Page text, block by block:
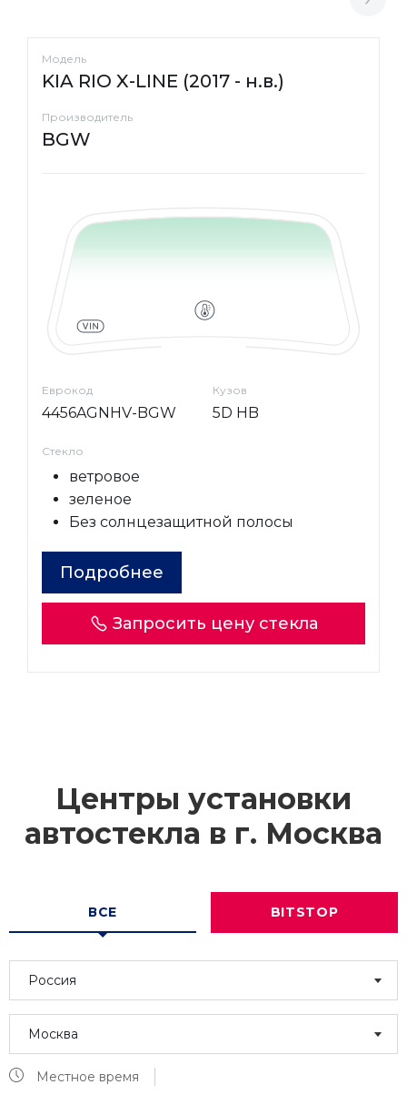
Модель
KIA RIO X-LINE (2017 - н.в.)
Производитель
BGW
Еврокод
4456AGNHV-BGW
Кузов
5D HB
Стекло
ветровое
зеленое
Без солнцезащитной полосы
Подробнее
Запросить цену стекла
Центры установки
автостекла в г. Москва
ВСЕ BITSTOP
Россия
Москва
Местное время